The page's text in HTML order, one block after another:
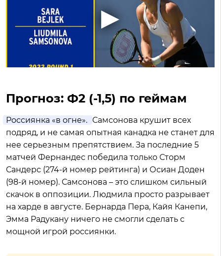
Прогноз: Ф2 (-1,5) по геймам
Россиянка «в огне». Самсонова крушит всех
подряд, и не самая опытная канадка не станет для
нее серьезным препятствием. За последние 5
матчей Фернандес победила только Сторм
Сандерс (274-й номер рейтинга) и Осиан Доден
(98-й номер). Самсонова – это слишком сильный
скачок в оппозиции. Людмила просто разрывает
на харде в августе. Бернарда Пера, Кайя Канепи,
Эмма Радукану ничего не смогли сделать с
мощной игрой россиянки.